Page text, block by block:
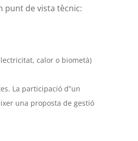
punt de vista tècnic:
calor o biometà)
La participació d‟un
una proposta de gestió